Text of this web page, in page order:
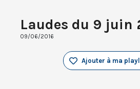
Laudes du 9 juin
09/06/2016
Ajouter à ma